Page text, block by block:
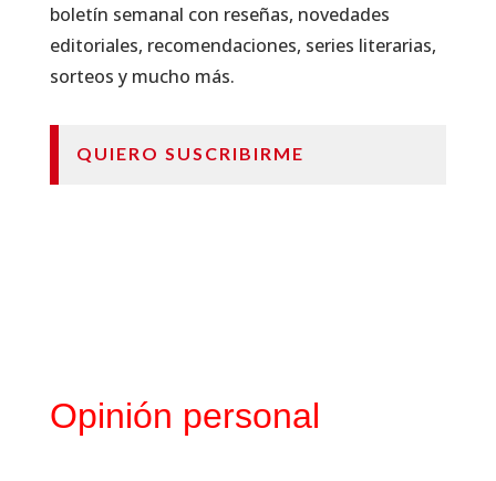
boletín semanal con reseñas, novedades
editoriales, recomendaciones, series literarias,
sorteos y mucho más.
QUIERO SUSCRIBIRME
Opinión personal